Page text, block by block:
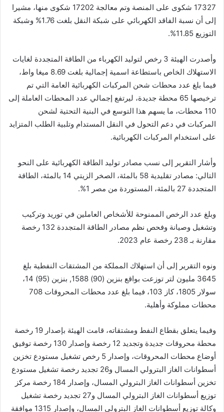
17327 شكوى على المنصة وتم معالجة 17202 شكوى منها، مشيرا
إلى أن نسبة الفاقد الكهربائي على شبكة النقل بلغت 1.76% وشبكة
التوزيع 11.85%.
وأصدرت الهيئة 3 رخص لتوليد الكهرباء من الطاقة المتجددة لغايات
الاستهلاك الخاص باستطاعة اسمية إجمالية بلغت 8.69 ميغا واط،
فيما بلغ عدد محطات شحن المركبات الكهربائية العامة التي تم
ترخيصها 65 محطة جديدة، ليرتفع إجمالي عدد المحطات العاملة إلى
110 محطات، ما يسهم هذا التوسع في البنية التحتية لشحن
المركبات في دعم التحول في النقل المستدام وتلبية الطلب المتزايد
على استخدام المركبات الكهربائية.
وأشار التقرير إلى نسب مصادر توليد الطاقة الكهربائية على النحو
التالي: مصادر تقليدية 58 بالمئة، الصخر الزيتي 14 بالمئة، الطاقة
المتجددة 27 بالمئة، المستوردة من مصر 1%.
وبلغ عدد الرخص الممنوحة للأشخاص العاملين في توريد وتركيب
وتشغيل وصيانة وفحص نظم مصادر الطاقة المتجددة 132 رخصة
مقارنة بـ 238 رخصة عام 2023.
ونوه التقرير إلى أن استهلاك المملكة من المشتقات النفطية بلغ
3645 مليون لتر توزعت بواقع بنزين (90) 1588, بنزين (95) 14،
سولار 1805، كاز 103، فيما بلغ عدد محطات المحروقات 708
محطات مملوكة وأهلية.
وفيما يتعلق بقطاع النفط ومشتقاته، قامت الهيئة بإصدار 19 رخصة
محطة محروقات جديدة وتجديد 12 رخصة وإصدار 130 رخصة توفيق
أوضاع محطات المحروقات، وإصدار 5 رخص تشغيل مستودع تخزين
أسطوانات الغاز البترولي المسال و26 تجديد رخصة تشغيل مستودع
تخزين أسطوانات الغاز البترولي المسال، وإصدار 184 رخصة مركز
توزيع أسطوانات الغاز البترولي المسال و27 تجديد رخصة تشغيل
وكالة توزيع أسطوانات الغاز البترولي المسال، وإصدار 1315 موافقة